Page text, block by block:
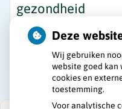
gezondheid
Deze
Wij gebruiken
website goed kan
cookies en
toestemming.
Voor analytische